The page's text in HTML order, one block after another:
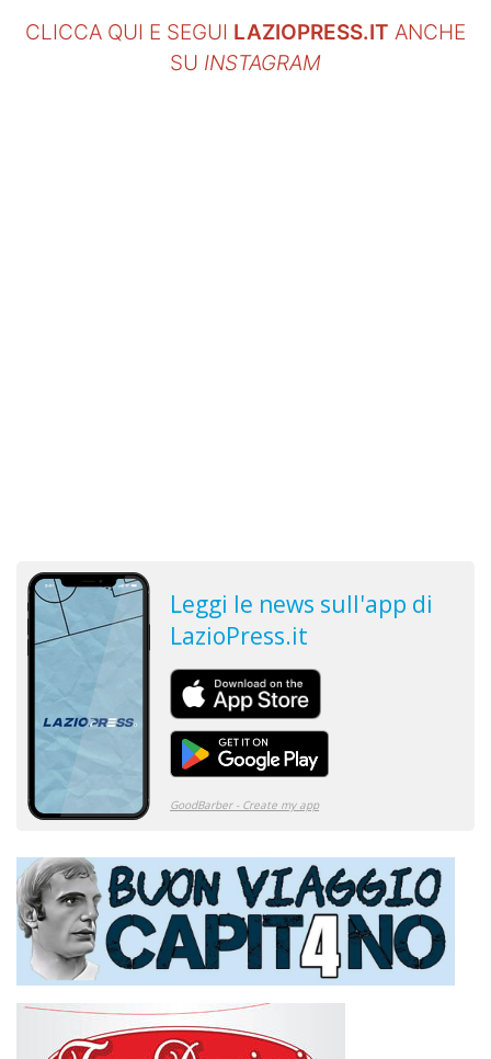
CLICCA QUI E SEGUI LAZIOPRESS.IT ANCHE
SU INSTAGRAM